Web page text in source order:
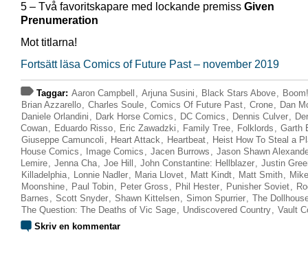
5 – Två favoritskapare med lockande premiss Given
Prenumeration
Mot titlarna!
Fortsätt läsa Comics of Future Past – november 2019
Taggar: Aaron Campbell , Arjuna Susini , Black Stars Above,
Brian Azzarello, Charles Soule, Comics Of Future Past, Crone, Dan
Daniele Orlandini , Dark Horse Comics , DC Comics , Dennis Culver,
Cowan, Eduardo Risso, Eric Zawadzki , Family Tree, Folklords , Garth
Giuseppe Camuncoli , Heart Attack, Heartbeat, Heist How To Steal a
House Comics , Image Comics , Jacen Burrows , Jason Shawn
Lemire, Jenna Cha, Joe Hill , John Constantine: Hellblazer, Justin
Killadelphia, Lonnie Nadler, Maria Llovet, Matt Kindt, Matt Smith,
Moonshine, Paul Tobin, Peter Gross , Phil Hester, Punisher Soviet,
Barnes , Scott Snyder, Shawn Kittelsen, Simon Spurrier, The
The Question: The Deaths of Vic Sage, Undiscovered Country, Vault
Skriv en kommentar